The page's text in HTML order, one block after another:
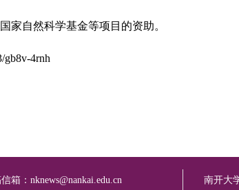
自然科学基金等项目的资助。
gb8v-4rnh
箱： nknews@nankai.edu.cn 南开大